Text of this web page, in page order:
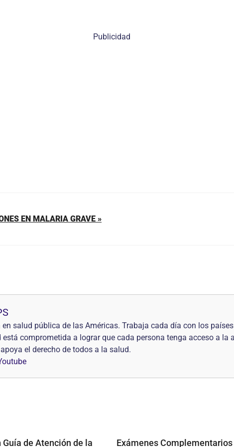
Publicidad
EN MALARIA GRAVE »
salud pública de las Américas. Trabaja cada día con los
comprometida a lograr que cada persona tenga acceso a la
el derecho de todos a la salud.
Guía de Atención de la Exámenes Complementarios